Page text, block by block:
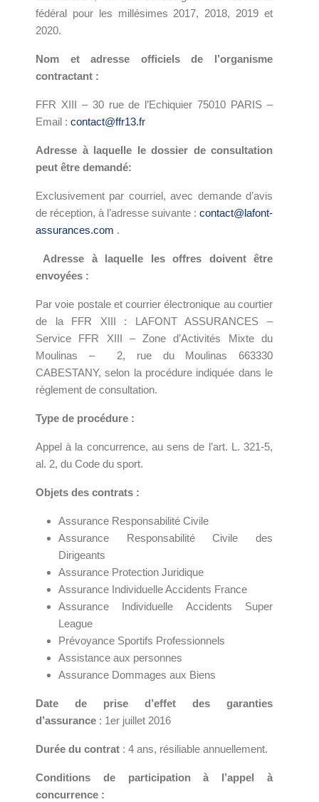
fédéral pour les millésimes 2017, 2018, 2019 et
2020.
Nom et adresse officiels de l’organisme
contractant :
FFR XIII – 30 rue de l’Echiquier 75010 PARIS –
Email : contact@ffr13.fr
Adresse à laquelle le dossier de consultation
peut être demandé:
Exclusivement par courriel, avec demande d’avis
de réception, à l’adresse suivante : contact@lafont-
assurances.com .
Adresse à laquelle les offres doivent être
envoyées :
Par voie postale et courrier électronique au courtier
de la FFR XIII : LAFONT ASSURANCES –
Service FFR XIII – Zone d’Activités Mixte du
Moulinas – 2, rue du Moulinas 663330
CABESTANY, selon la procédure indiquée dans le
règlement de consultation.
Type de procédure :
Appel à la concurrence, au sens de l’art. L. 321-5,
al. 2, du Code du sport.
Objets des contrats :
Assurance Responsabilité Civile
Assurance Responsabilité Civile des
Dirigeants
Assurance Protection Juridique
Assurance Individuelle Accidents France
Assurance Individuelle Accidents Super
League
Prévoyance Sportifs Professionnels
Assistance aux personnes
Assurance Dommages aux Biens
Date de prise d’effet des garanties
d’assurance : 1er juillet 2016
Durée du contrat : 4 ans, résiliable annuellement.
Conditions de participation à l’appel à
concurrence :